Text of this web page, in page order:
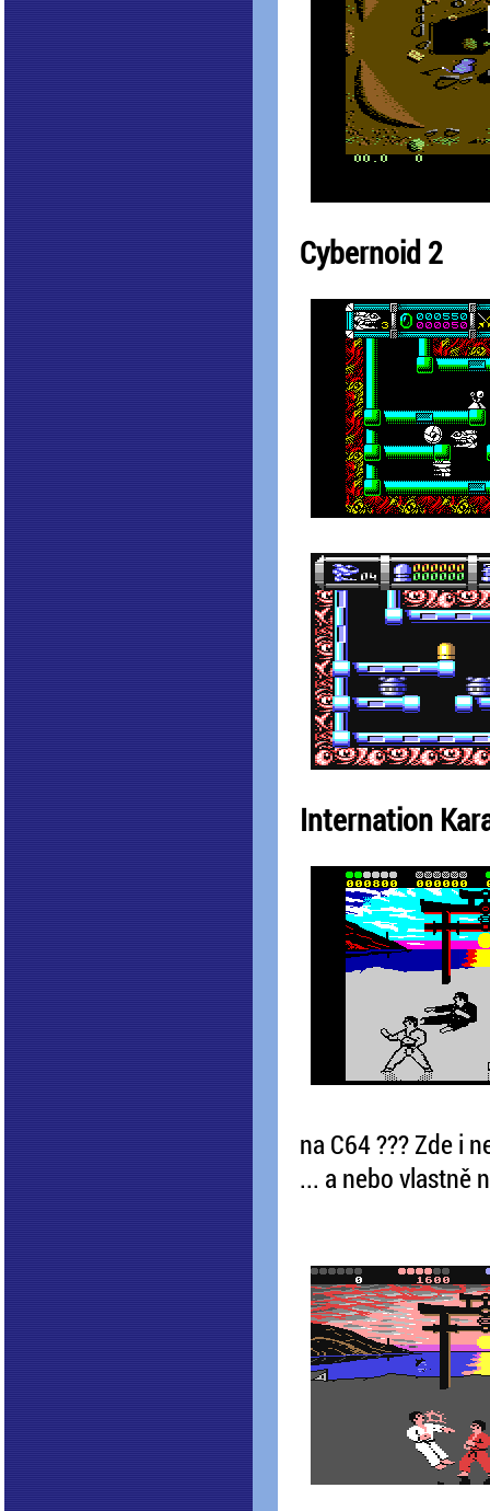
Cybernoid 2
Internation
na C64 ??? Zde i
... a nebo vlastně